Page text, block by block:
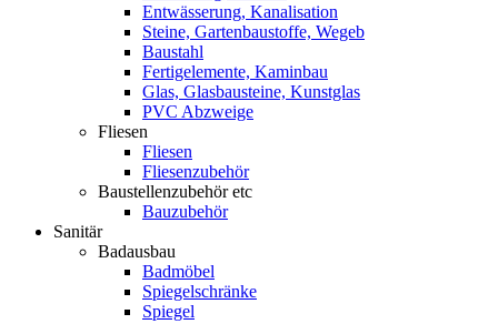
Entwässerung, Kanalisation
Steine, Gartenbaustoffe, Wegeb
Baustahl
Fertigelemente, Kaminbau
Glas, Glasbausteine, Kunstglas
PVC Abzweige
Fliesen
Fliesen
Fliesenzubehör
Baustellenzubehör etc
Bauzubehör
Sanitär
Badausbau
Badmöbel
Spiegelschränke
Spiegel